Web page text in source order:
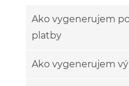
Ako vygenerujem
platby
Ako vygenerujem